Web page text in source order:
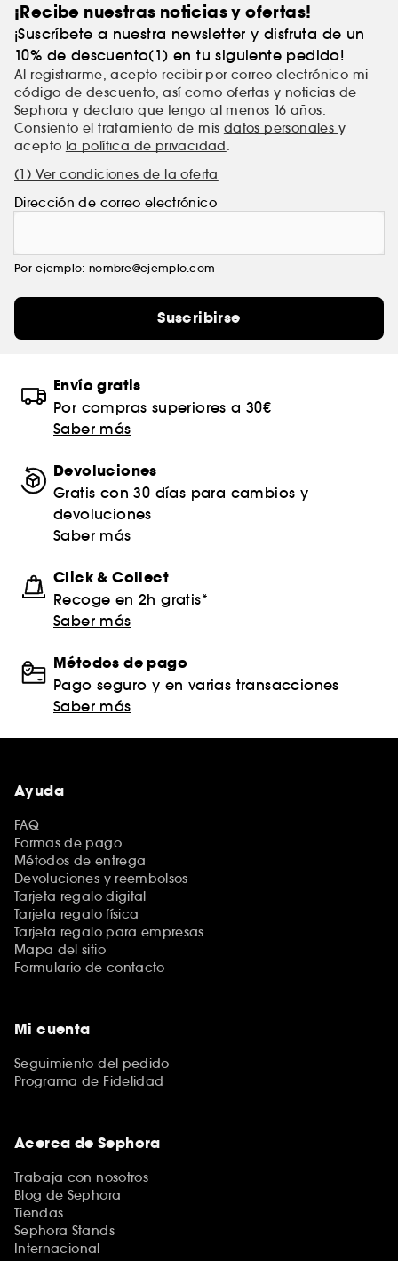
¡Recibe nuestras noticias y ofertas!
¡Suscríbete a nuestra newsletter y disfruta de un
10% de descuento(1) en tu siguiente pedido!
Al registrarme, acepto recibir por correo electrónico mi
código de descuento, así como ofertas y noticias de
Sephora y declaro que tengo al menos 16 años.
Consiento el tratamiento de mis datos personales y
acepto la política de privacidad.
(1) Ver condiciones de la oferta
Dirección de correo electrónico
Por ejemplo: nombre@ejemplo.com
Suscribirse
Envío gratis
Por compras superiores a 30€
Saber más
Devoluciones
Gratis con 30 días para cambios y
devoluciones
Saber más
Click & Collect
Recoge en 2h gratis*
Saber más
Métodos de pago
Pago seguro y en varias transacciones
Saber más
Ayuda
FAQ
Formas de pago
Métodos de entrega
Devoluciones y reembolsos
Tarjeta regalo digital
Tarjeta regalo física
Tarjeta regalo para empresas
Mapa del sitio
Formulario de contacto
Mi cuenta
Seguimiento del pedido
Programa de Fidelidad
Acerca de Sephora
Trabaja con nosotros
Blog de Sephora
Tiendas
Sephora Stands
Internacional